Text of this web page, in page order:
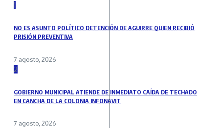
1
NO ES ASUNTO POLÍTICO DETENCIÓN DE AGUIRRE QUIEN RECIBIÓ
PRISIÓN PREVENTIVA
7 agosto, 2026
2
GOBIERNO MUNICIPAL ATIENDE DE INMEDIATO CAÍDA DE TECHADO
EN CANCHA DE LA COLONIA INFONAVIT
7 agosto, 2026